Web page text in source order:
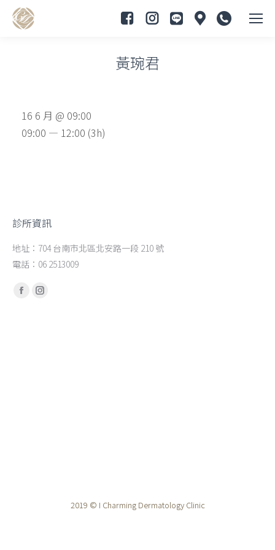
黃琬君
16 6 月 @ 09:00
09:00 — 12:00 (3h)
診所資訊
地址：704 台南市北區北安路一段 210 號
電話：06 2513009
Find us on:
FacebookInstagram
2019 © I Charming Dermatology Clinic